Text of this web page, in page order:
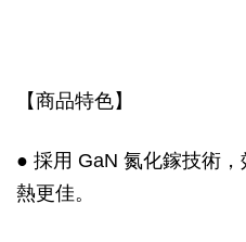
【商品特色】
● 採用 GaN 氮化鎵技術
熱更佳。